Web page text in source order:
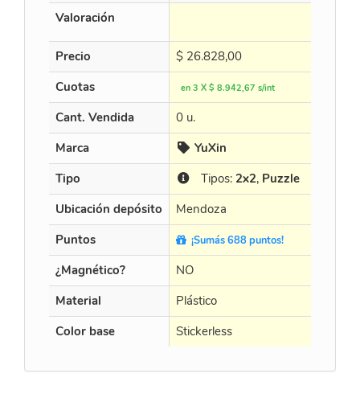
Valoración
Precio $ 26.828,00
Cuotas
en 3 X $ 8.942,67 s/int
Cant. Vendida 0 u.
Marca YuXin
Tipo
Tipos: 2x2, Puzzle
Ubicación depósito
Mendoza
Puntos
¡Sumás 688 puntos!
¿Magnético? NO
Material
Plástico
Color base
Stickerless